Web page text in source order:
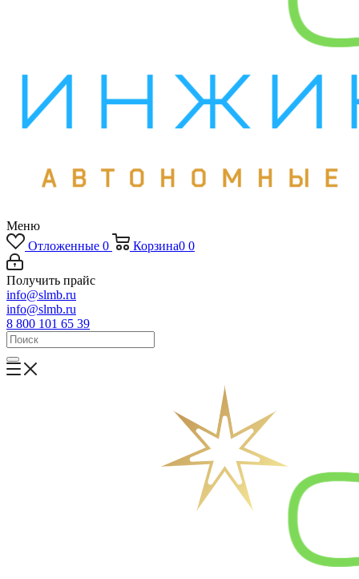
Меню
Отложенные 0 Корзина0 0
Получить прайс
info@slmb.ru
info@slmb.ru
8 800 101 65 39